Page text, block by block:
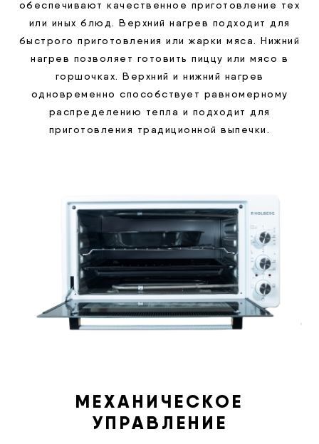
обеспечивают качественное приготовление тех
или иных блюд. Верхний нагрев подходит для
быстрого приготовления или жарки мяса. Нижний
нагрев позволяет готовить пиццу или мясо в
горшочках. Верхний и нижний нагрев
одновременно способствует равномерному
распределению тепла и подходит для
приготовления традиционной выпечки.
МЕХАНИЧЕСКОЕ
УПРАВЛЕНИЕ